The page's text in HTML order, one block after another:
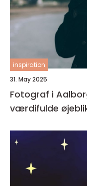
inspiration
31. May 2025
Fotograf i
værdifulde